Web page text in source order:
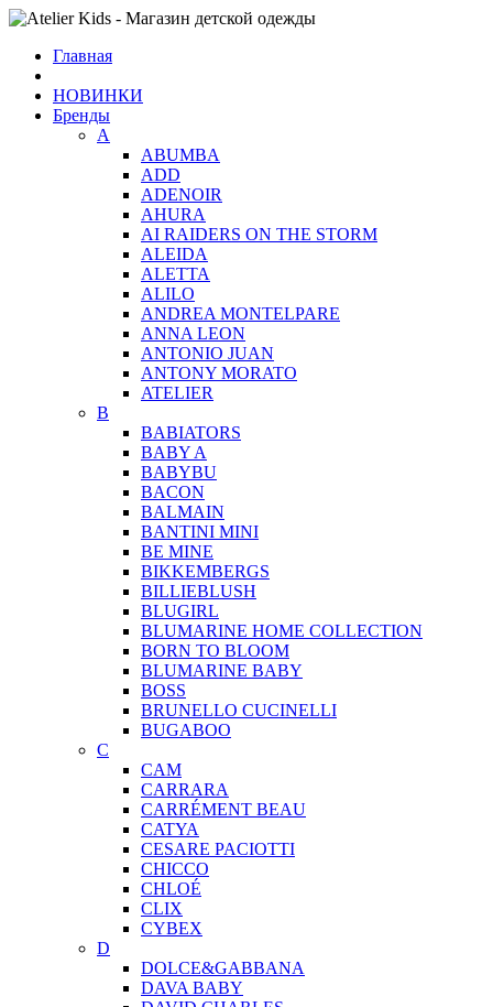
Главная
НОВИНКИ
Бренды
A
ABUMBA
ADD
ADENOIR
AHURA
AI RAIDERS ON THE STORM
ALEIDA
ALETTA
ALILO
ANDREA MONTELPARE
ANNA LEON
ANTONIO JUAN
ANTONY MORATO
ATELIER
B
BABIATORS
BABY A
BABYBU
BACON
BALMAIN
BANTINI MINI
BE MINE
BIKKEMBERGS
BILLIEBLUSH
BLUGIRL
BLUMARINE HOME COLLECTION
BORN TO BLOOM
BLUMARINE BABY
BOSS
BRUNELLO CUCINELLI
BUGABOO
C
CAM
CARRARA
CARRÉMENT BEAU
CATYA
CESARE PACIOTTI
CHICCO
CHLOÉ
CLIX
CYBEX
D
DOLCE&GABBANA
DAVA BABY